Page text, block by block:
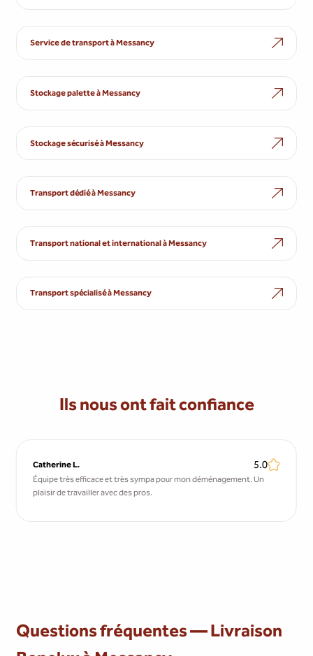
Service de transport à Messancy
Stockage palette à Messancy
Stockage sécurisé à Messancy
Transport dédié à Messancy
Transport national et international à Messancy
Transport spécialisé à Messancy
Ils nous ont fait confiance
Catherine L. 5.0
Équipe très efficace et très sympa pour mon déménagement. Un
plaisir de travailler avec des pros.
Questions fréquentes — Livraison